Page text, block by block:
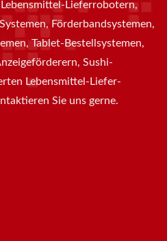
Lieferrobotern,
Förderbandsystemen,
Tablet-Bestellsystemen,
Sushi-
Lebensmittel-Liefer-
Sie uns gerne.